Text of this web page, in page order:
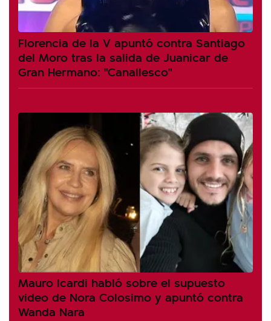
Florencia de la V apuntó contra Santiago
del Moro tras la salida de Juanicar de
Gran Hermano: "Canallesco"
Mauro Icardi habló sobre el supuesto
video de Nora Colosimo y apuntó contra
Wanda Nara